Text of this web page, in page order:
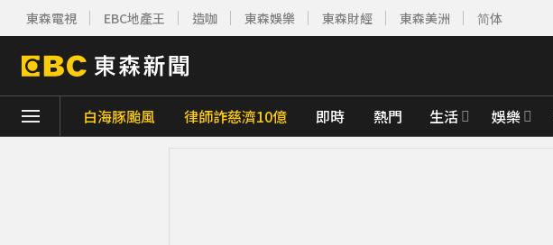
東森電視 EBC地產王 造咖 東森娛樂 東森財經 東森美洲 简体
白海豚颱風 律師詐慈濟10億 即時 熱門 生活 娛樂